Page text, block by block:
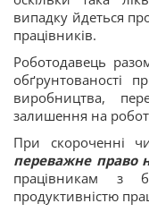
випадку йдеться
працівників.
Роботодавець
обґрунтованості
виробництва,
залишення на
При скороченні
переважне право
працівникам з
продуктивністю